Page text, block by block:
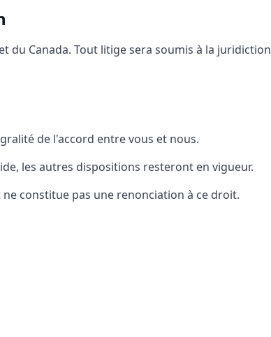
du Canada. Tout litige sera soumis à la juridiction
de l'accord entre vous et nous.
les autres dispositions resteront en vigueur.
constitue pas une renonciation à ce droit.